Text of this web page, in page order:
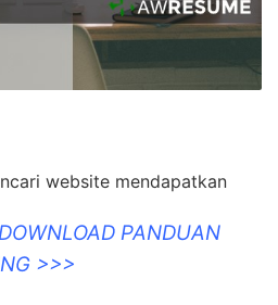
website mendapatkan
PANDUAN
>>>